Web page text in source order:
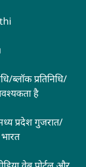
ब्लॉक प्रतिनिधि/
है
प्रदेश गुजरात/